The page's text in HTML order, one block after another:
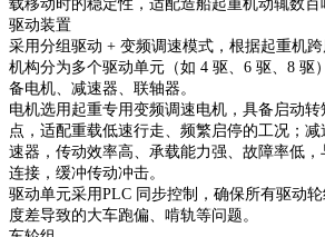
载移动时的稳定性，适配造船起重机动辄数百
驱动装置
采用分组驱动 + 变频调速模式，根据起重机
机构分为多个驱动单元（如 4 驱、6 驱、8 驱
备电机、减速器、联轴器。
电机选用起重专用变频调速电机，具备启动
点，适配重载低速行走、频繁启停的工况；
速器，传动效率高、承载能力强、故障率低
连接，缓冲传动冲击。
驱动单元采用PLC 同步控制，确保所有驱动
度差导致的大车跑偏、啃轨等问题。